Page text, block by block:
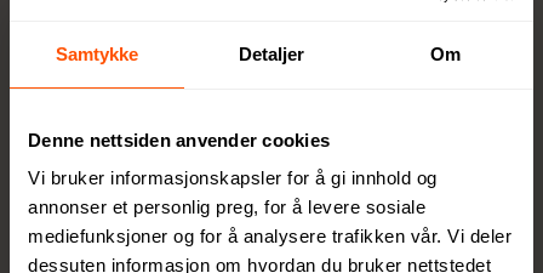
Samtykke Detaljer Om
Denne nettsiden anvender cookies
Vi bruker informasjonskapsler for å gi innhold og
annonser et personlig preg, for å levere sosiale
mediefunksjoner og for å analysere trafikken vår. Vi deler
dessuten informasjon om hvordan du bruker nettstedet
Urban Vitamin er et
utviklet for den digitale
generasjonen som lever en
mobil og urban livsstil.
Merket tilbyr innovative